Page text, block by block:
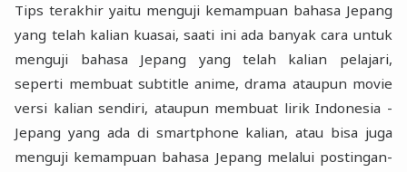
Tips terakhir yaitu menguji kemampuan bahasa Jepang
yang telah kalian kuasai, saati ini ada banyak cara untuk
menguji bahasa Jepang yang telah kalian pelajari,
seperti membuat subtitle anime, drama ataupun movie
versi kalian sendiri, ataupun membuat lirik Indonesia -
Jepang yang ada di smartphone kalian, atau bisa juga
menguji kemampuan bahasa Jepang melalui postingan-